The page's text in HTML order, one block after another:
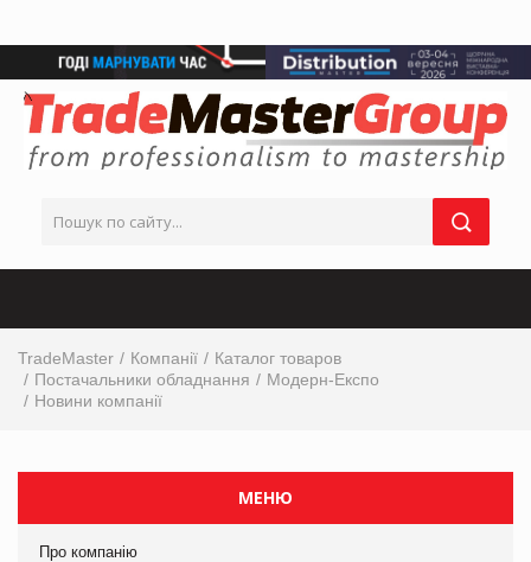
TradeMaster Компанії
Каталог товаров
Постачальники обладнання
Модерн-Експо
Новини компанії
МЕНЮ
Про компанію